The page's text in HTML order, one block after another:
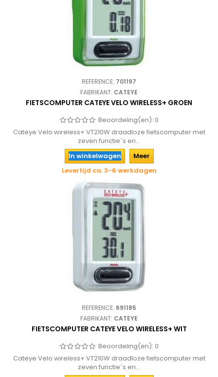
REFERENCE: 701197
FABRIKANT: CATEYE
FIETSCOMPUTER CATEYE VELO WIRELESS+ GROEN
Beoordeling(en): 0
Cateye Velo wireless+ VT210W draadloze fietscomputer met
zeven functie´s en...
In winkelwagen
Meer
Levertijd ca. 3-6 werkdagen
REFERENCE: 691185
FABRIKANT: CATEYE
FIETSCOMPUTER CATEYE VELO WIRELESS+ WIT
Beoordeling(en): 0
Cateye Velo wireless+ VT210W draadloze fietscomputer met
zeven functie´s en...